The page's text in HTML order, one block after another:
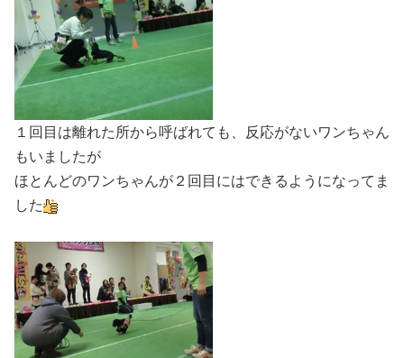
１回目は離れた所から呼ばれても、反応がないワンちゃん
もいましたが
ほとんどのワンちゃんが２回目にはできるようになってま
した